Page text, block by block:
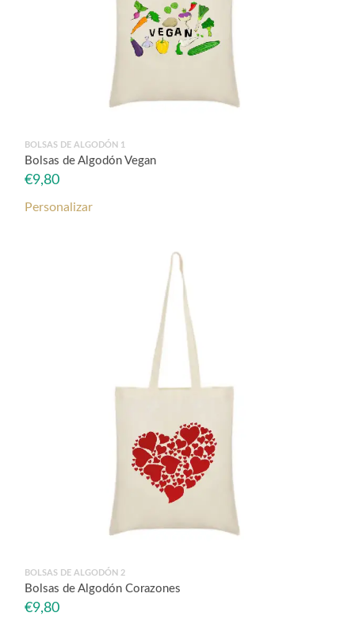
BOLSAS DE ALGODÓN 1
Bolsas de Algodón Vegan
€9,80
Personalizar
BOLSAS DE ALGODÓN 2
Bolsas de Algodón Corazones
€9,80